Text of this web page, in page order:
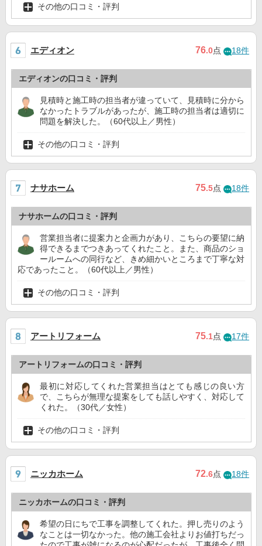
その他の口コミ・評判
エディオン 76.0点 18件
エディオンの口コミ・評判
見積時と施工時の担当者が違っていて、見積時に分から
なかったトラブルがあったが、施工時の担当者は適切に
問題を解決した。（60代以上／男性）
その他の口コミ・評判
ナサホーム 75.5点 18件
ナサホームの口コミ・評判
営業担当者に提案力と企画力があり、こちらの要望に納
得できるまでつきあってくれたこと。また、商品のショ
ールームへの同行など、きめ細かいところまで丁寧な対
応であったこと。（60代以上／男性）
その他の口コミ・評判
アートリフォーム 75.1点 17件
アートリフォームの口コミ・評判
最初に対応してくれた営業担当はとても感じの良い方
で、こちらが無理な提案をしても話しやすく、対応して
くれた。（30代／女性）
その他の口コミ・評判
ニッカホーム 72.6点 18件
ニッカホームの口コミ・評判
希望の日にちで工事を調整してくれた。押し売りのよう
なことは一切なかった。他の施工会社よりお値打ちだっ